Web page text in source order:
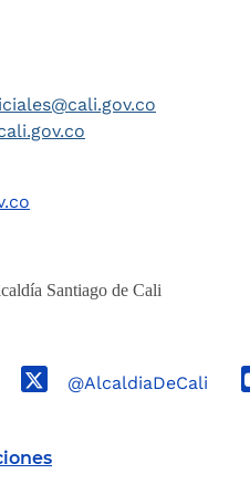
Santiago de Cali
@AlcaldiaDeCali